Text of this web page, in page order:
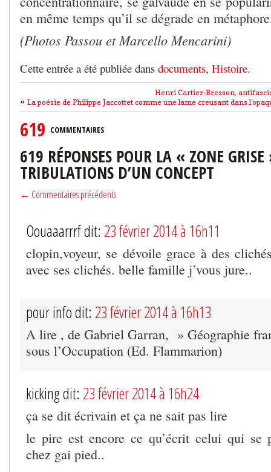
en même temps qu’il se dégrade en
(Photos Passou et Marcello Mencarini)
Cette entrée a été publiée dans documents, Histoire.
Henri Cartier-Bresson,
« La poésie de Philippe Jaccottet comme une lame creusant dans
619 COMMENTAIRES
619 RÉPONSES POUR LA « ZONE
TRIBULATIONS D’UN CONCEPT
← Commentaires précédents
Oouaaarrrf dit: 23 février 2014 à 16h11
clopin,voyeur, se dévoile grace à des
avec ses clichés. belle famille j’vous jure..
pour info dit: 23 février 2014 à 16h13
A lire , de Gabriel Garran, » Géographie
sous l’Occupation (Ed. Flammarion)
kicking dit: 23 février 2014 à 16h24
ça se dit écrivain et ça ne sait pas lire
le pire est encore ce qu’écrit celui qui se
chez gai pied..